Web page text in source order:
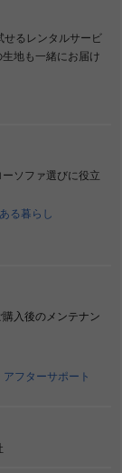
るレンタルサービ
地も一緒にお届け
ソファ選びに役立
る暮らし
入後のメンテナン
アフターサポート